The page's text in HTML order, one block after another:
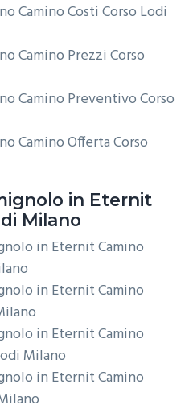
Camino Costi Corso Lodi
Camino Prezzi Corso
Camino Preventivo Corso
Camino Offerta Corso
in Eternit
Milano
in Eternit Camino
in Eternit Camino
in Eternit Camino
Milano
in Eternit Camino